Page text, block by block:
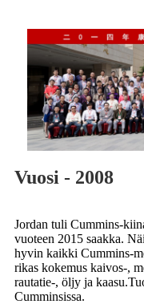
Vuosi - 2008
Jordan tuli Cummins-
vuoteen 2015 saakka.
hyvin kaikki Cummins-
rikas kokemus kaivos-,
rautatie-, öljy ja
Cumminsissa.